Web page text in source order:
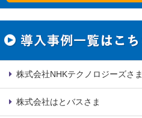
株式会社NHKテクノロジーズさま
株式会社はとバスさま